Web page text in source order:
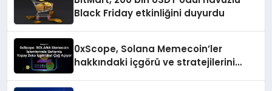
Black Friday etkinliğini duyurdu
0xScope, Solana Memecoin’ler
hakkındaki içgörü ve stratejilerini